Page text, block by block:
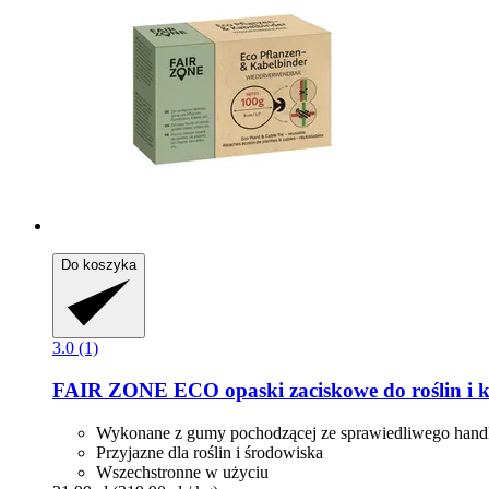
Do koszyka
3.0 (1)
FAIR ZONE ECO opaski zaciskowe do roślin i
Wykonane z gumy pochodzącej ze sprawiedliwego
Przyjazne dla roślin i środowiska
Wszechstronne w użyciu